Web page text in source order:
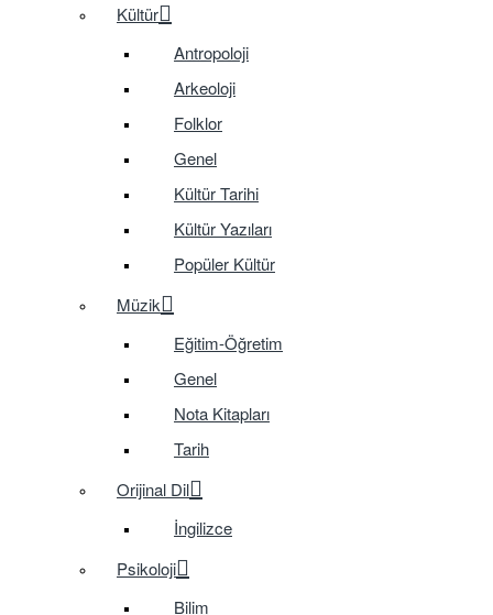
Kültür
Antropoloji
Arkeoloji
Folklor
Genel
Kültür Tarihi
Kültür Yazıları
Popüler Kültür
Müzik
Eğitim-Öğretim
Genel
Nota Kitapları
Tarih
Orijinal Dil
İngilizce
Psikoloji
Bilim